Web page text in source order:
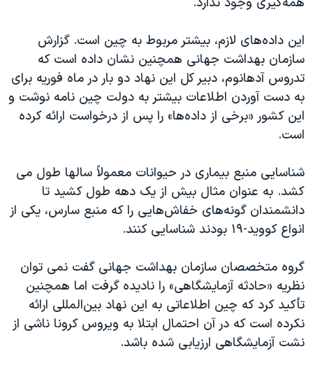
این داده‌های لازم، بیشتر مربوط به چین است. گزارش
سازمان بهداشت جهانی همچنین نشان داده است که
تدروس آدهانوم، دبیر کل این نهاد دو بار در ماه فوریه برای
به دست آوردن اطلاعات بیشتر به دولت چین نامه نوشت و
این کشور «برخی از داده‌ها» را پس از درخواست ارائه کرده
است.
شناسایی منبع بیماری در حیوانات معمولاً سالها طول می
کشد. به عنوان مثال بیش از یک دهه طول کشید تا
دانشمندان گونه‌های خفاش‌هایی را که منبع سارس، یکی از
انواع کووید-۱۹ بودند شناسایی کنند.
گروه متخصصان سازمان بهداشت جهانی گفت نمی توان
نظریه «حادثه آزمایشگاهی» را نادیده گرفت اما همچنین
تأکید کرد که چین اطلاعاتی به این نهاد بین‌المللی ارائه
نکرده است که در آن احتمال ابتلا به ویروس کرونا ناشی از
نشت آزمایشگاهی ارزیابی شده باشد.